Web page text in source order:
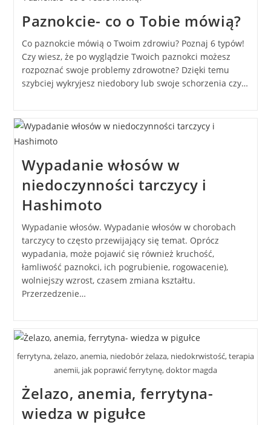
Paznokcie- co o Tobie mówią?
Co paznokcie mówią o Twoim zdrowiu? Poznaj 6 typów!
Czy wiesz, że po wyglądzie Twoich paznokci możesz
rozpoznać swoje problemy zdrowotne? Dzięki temu
szybciej wykryjesz niedobory lub swoje schorzenia czy…
Wypadanie włosów w
niedoczynności tarczycy i
Hashimoto
Wypadanie włosów. Wypadanie włosów w chorobach
tarczycy to często przewijający się temat. Oprócz
wypadania, może pojawić się również kruchość,
łamliwość paznokci, ich pogrubienie, rogowacenie),
wolniejszy wzrost, czasem zmiana kształtu.
Przerzedzenie…
ferrytyna, żelazo, anemia, niedobór żelaza, niedokrwistość, terapia
anemii, jak poprawić ferrytynę, doktor magda
Żelazo, anemia, ferrytyna-
wiedza w pigułce